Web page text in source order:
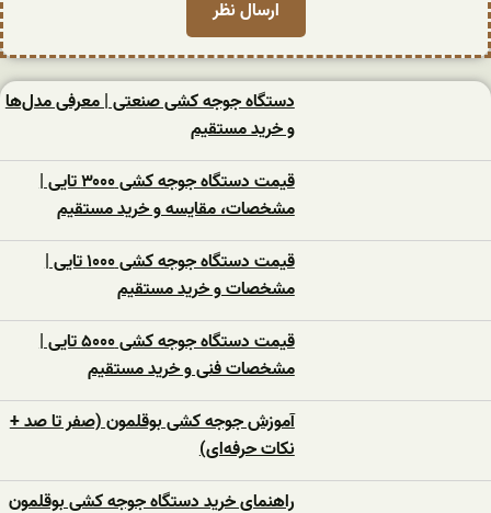
دستگاه جوجه کشی صنعتی | معرفی مدل‌ها
و خرید مستقیم
قیمت دستگاه جوجه کشی ۳۰۰۰ تایی |
مشخصات، مقایسه و خرید مستقیم
قیمت دستگاه جوجه کشی ۱۰۰۰ تایی |
مشخصات و خرید مستقیم
قیمت دستگاه جوجه کشی ۵۰۰۰ تایی |
مشخصات فنی و خرید مستقیم
آموزش جوجه کشی بوقلمون (صفر تا صد +
نکات حرفه‌ای)
راهنمای خرید دستگاه جوجه کشی بوقلمون